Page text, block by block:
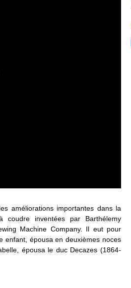
améliorations importantes dans la
inventées par Barthélemy
Machine Company. Il eut pour
enfant, épousa en deuxièmes noces
épousa le duc Decazes (1864-